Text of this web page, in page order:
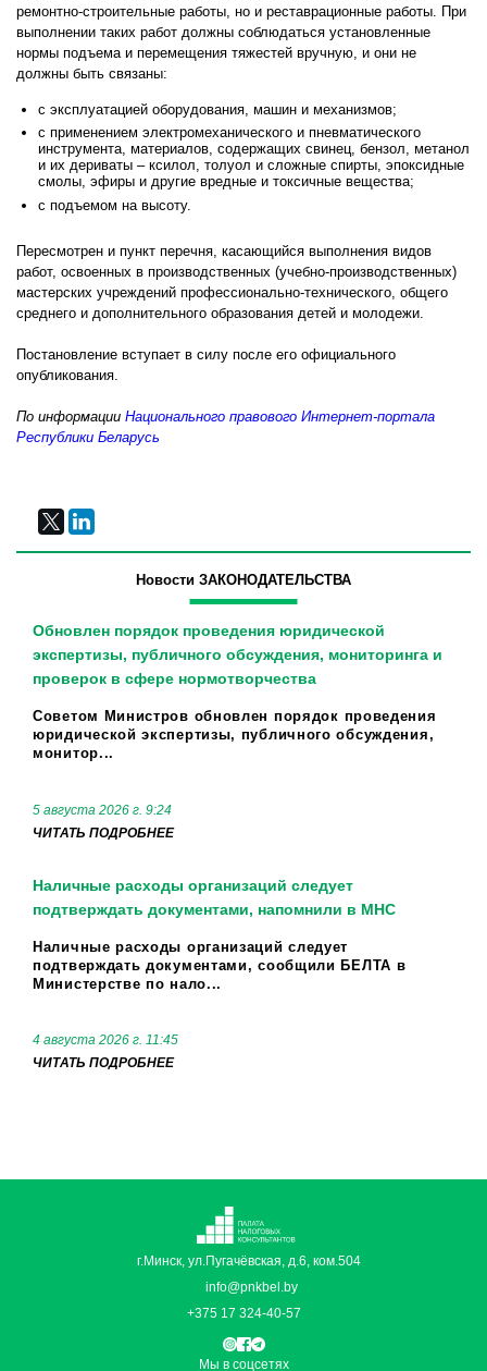
ремонтно-строительные работы, но и реставрационные работы. При
выполнении таких работ должны соблюдаться установленные
нормы подъема и перемещения тяжестей вручную, и они не
должны быть связаны:
с эксплуатацией оборудования, машин и механизмов;
с применением электромеханического и пневматического
инструмента, материалов, содержащих свинец, бензол, метанол
и их дериваты – ксилол, толуол и сложные спирты, эпоксидные
смолы, эфиры и другие вредные и токсичные вещества;
с подъемом на высоту.
Пересмотрен и пункт перечня, касающийся выполнения видов
работ, освоенных в производственных (учебно-производственных)
мастерских учреждений профессионально-технического, общего
среднего и дополнительного образования детей и молодежи.
Постановление вступает в силу после его официального
опубликования.
По информации Национального правового Интернет-портала
Республики Беларусь
Новости ЗАКОНОДАТЕЛЬСТВА
Обновлен порядок проведения юридической
экспертизы, публичного обсуждения, мониторинга и
проверок в сфере нормотворчества
Советом Министров обновлен порядок проведения
юридической экспертизы, публичного обсуждения,
монитор...
5 августа 2026 г. 9:24
ЧИТАТЬ ПОДРОБНЕЕ
Наличные расходы организаций следует
подтверждать документами, напомнили в МНС
Наличные расходы организаций следует
подтверждать документами, сообщили БЕЛТА в
Министерстве по нало...
4 августа 2026 г. 11:45
ЧИТАТЬ ПОДРОБНЕЕ
г.Минск, ул.Пугачёвская, д.6, ком.504
info@pnkbel.by
+375 17 324-40-57
Мы в соцсетях